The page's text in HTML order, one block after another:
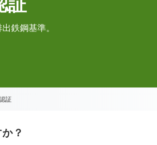
鉄鋼基準。
証
？